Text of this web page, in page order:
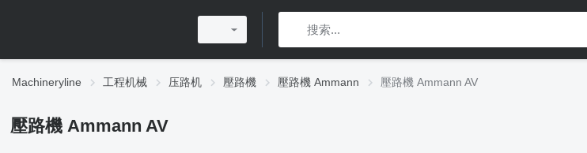
Machineryline 工程机械 压路机 壓路機 壓路機 Ammann 壓路機 Ammann AV
壓路機 Ammann AV